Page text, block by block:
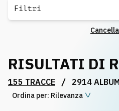
Playlist
Licenze
Filtri
RISULTATI DI
155 TRACCE / 2914
Ordina per: Rilevanza